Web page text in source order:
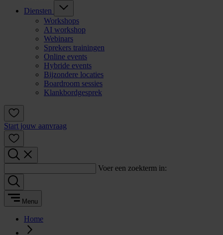
Diensten
Workshops
AI workshop
Webinars
Sprekers trainingen
Online events
Hybride events
Bijzondere locaties
Boardroom sessies
Klankbordgesprek
Start jouw aanvraag
Voer een zoekterm in:
Menu
Home